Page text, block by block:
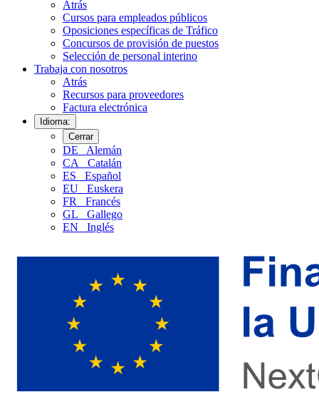
Atrás
Cursos para empleados públicos
Oposiciones específicas de Tráfico
Concursos de provisión de puestos
Selección de personal interino
Trabaja con nosotros
Atrás
Recursos para proveedores
Factura electrónica
Idioma:
Cerrar
DE
Alemán
CA
Catalán
ES
Español
EU
Euskera
FR
Francés
GL
Gallego
EN
Inglés